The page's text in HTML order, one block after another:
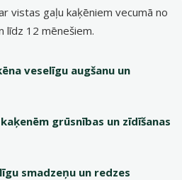
vistas gaļu kaķēniem vecumā no
līdz 12 mēnešiem.
veselīgu augšanu un
grūsnības un zīdīšanas
smadzeņu un redzes